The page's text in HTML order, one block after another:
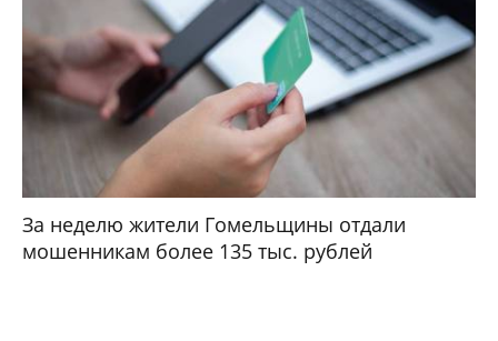
За неделю жители Гомельщины отдали
мошенникам более 135 тыс. рублей